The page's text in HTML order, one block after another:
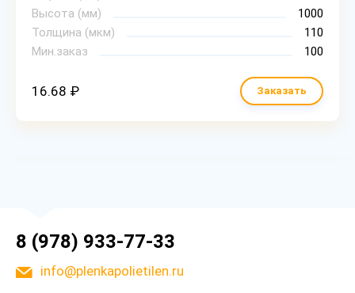
Высота (мм)
1000
Толщина (мкм)
110
Мин.заказ
100
16.68 ₽ Заказать
8 (978) 933-77-33
info@plenkapolietilen.ru